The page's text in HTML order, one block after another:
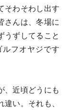
そわそわし出す
さんは、冬場に
うずしてること
フオヤジです
、近頃どうにも
い。それも、